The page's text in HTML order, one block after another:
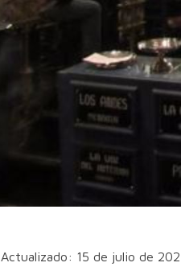
Actualizado: 15 de julio de